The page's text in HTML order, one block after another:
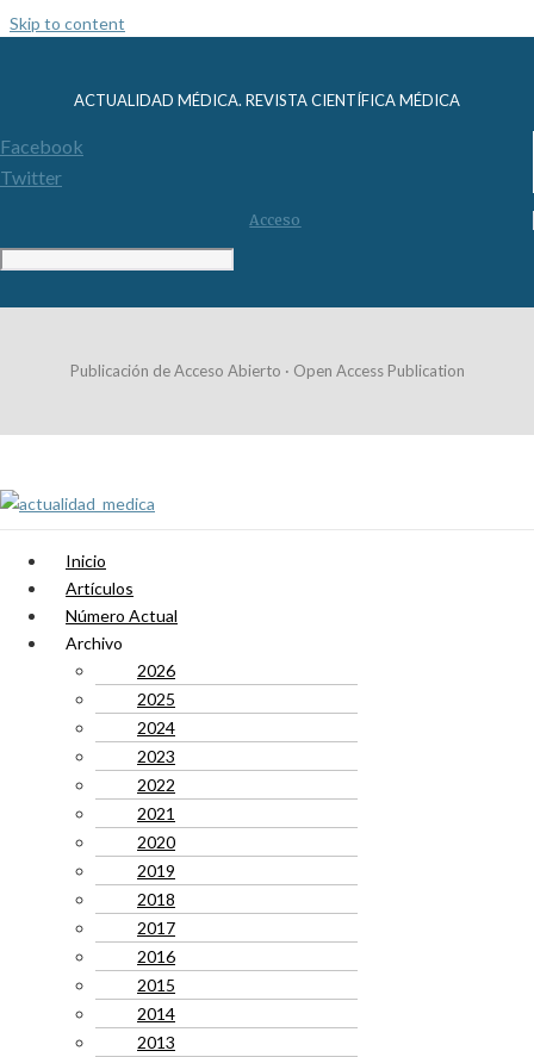
Skip to content
ACTUALIDAD MÉDICA. REVISTA CIENTÍFICA MÉDICA
Facebook
Twitter
Acceso
Publicación de Acceso Abierto · Open Access Publication
Inicio
Artículos
Número Actual
Archivo
2026
2025
2024
2023
2022
2021
2020
2019
2018
2017
2016
2015
2014
2013